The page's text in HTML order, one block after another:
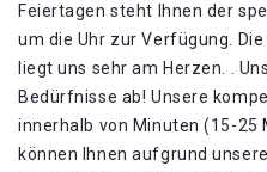
Feiertagen steht Ihnen der
um die Uhr zur Verfügung.
liegt uns sehr am Herzen. .
Bedürfnisse ab! Unsere
innerhalb von Minuten (15-25
können Ihnen aufgrund